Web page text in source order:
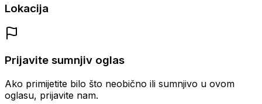
Lokacija
Prijavite sumnjiv oglas
Ako primijetite bilo što neobično ili sumnjivo u ovom
oglasu, prijavite nam.